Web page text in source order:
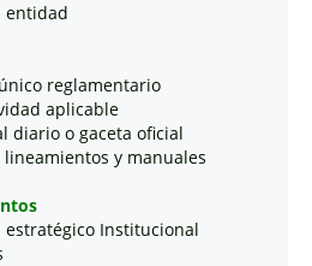
entidad
reglamentario
aplicable
diario o gaceta oficial
lineamientos y manuales
estratégico Institucional